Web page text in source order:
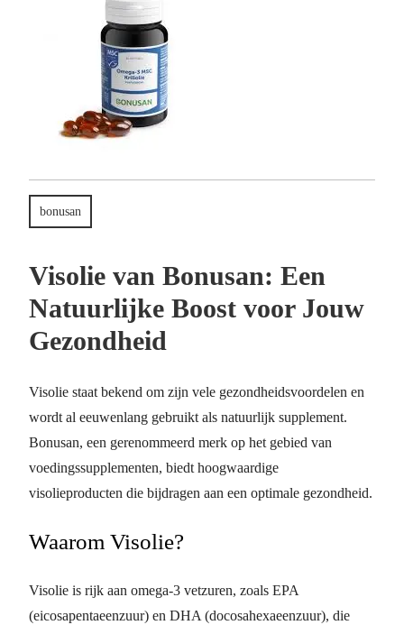
bonusan
Visolie van Bonusan: Een
Natuurlijke Boost voor Jouw
Gezondheid
Visolie staat bekend om zijn vele gezondheidsvoordelen en
wordt al eeuwenlang gebruikt als natuurlijk supplement.
Bonusan, een gerenommeerd merk op het gebied van
voedingssupplementen, biedt hoogwaardige
visolieproducten die bijdragen aan een optimale gezondheid.
Waarom Visolie?
Visolie is rijk aan omega-3 vetzuren, zoals EPA
(eicosapentaeenzuur) en DHA (docosahexaeenzuur), die